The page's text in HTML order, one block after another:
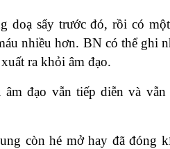
doạ sẩy trước đó, rồi có
nhiều hơn. BN có thể ghi
ra khỏi âm đạo.
âm đạo vẫn tiếp diễn và vẫn
còn hé mở hay đã đóng